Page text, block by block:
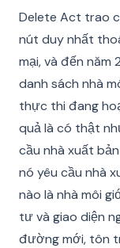
Delete Act trao
nút duy nhất
mại, và đến năm
danh sách nhà
thực thi đang
quả là có thật
cầu nhà xuất
nó yêu cầu nhà
nào là nhà môi
tư và giao diện
đường mới, tôn